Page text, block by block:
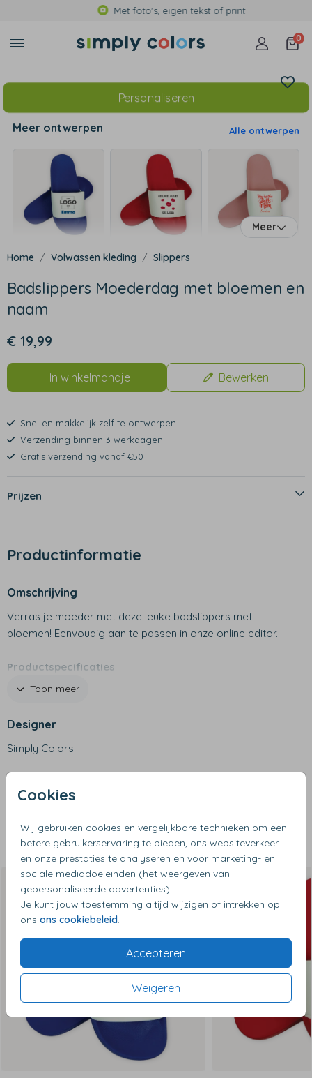
Met foto's, eigen tekst of print
0
Cookies
Wij gebruiken cookies en vergelijkbare technieken om een
betere gebruikerservaring te bieden, ons websiteverkeer
en onze prestaties te analyseren en voor marketing- en
sociale mediadoeleinden (het weergeven van
gepersonaliseerde advertenties).
Je kunt jouw toestemming altijd wijzigen of intrekken op
ons ons cookiebeleid.
Accepteren
Weigeren
Personaliseren
Meer ontwerpen Alle ontwerpen
Meer
Volwassen kleding Slippers
Badslippers Moederdag met bloemen en
naam
€ 19,99
In winkelmandje Bewerken
Snel en makkelijk zelf te ontwerpen
Verzending binnen 3 werkdagen
Gratis verzending vanaf €50
Prijzen
Productinformatie
Omschrijving
Verras je moeder met deze leuke badslippers met
bloemen! Eenvoudig aan te passen in onze online editor.
Productspecificaties
- Materiaal: 100% PVC
- Voorgevormd voetbed
- Badslippers met gekleurde zool en witte flap die wordt
bedrukt
- Opdruk geeft niet af en is slijtvast
Toon meer
Designer
Simply Colors
Collectie
Slippers
Dit vind je misschien ook leuk